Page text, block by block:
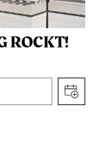
ROCKT!